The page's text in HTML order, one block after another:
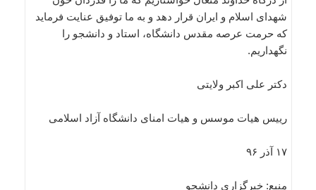
شهدای اسلام و ایران قرار دهد و به ما توفیق عنایت فرماید
که حرمت عرصه مقدس دانشگاه، استاد و دانشجو را
نگهداریم.
دکتر علی اکبر ولایتی
رییس هیات موسس و هیات امنای دانشگاه آزاد اسلامی
۱۷ آذر ۹۶
منبع: خبرگزاری دانشجو